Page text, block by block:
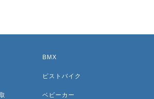
BMX
ピストバイク
ベビーカー